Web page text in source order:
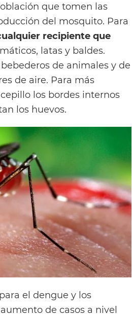
que tomen las
del mosquito. Para
recipiente que
latas y baldes.
de animales y de
de aire. Para más
los bordes internos
los huevos.
el dengue y los
de casos a nivel